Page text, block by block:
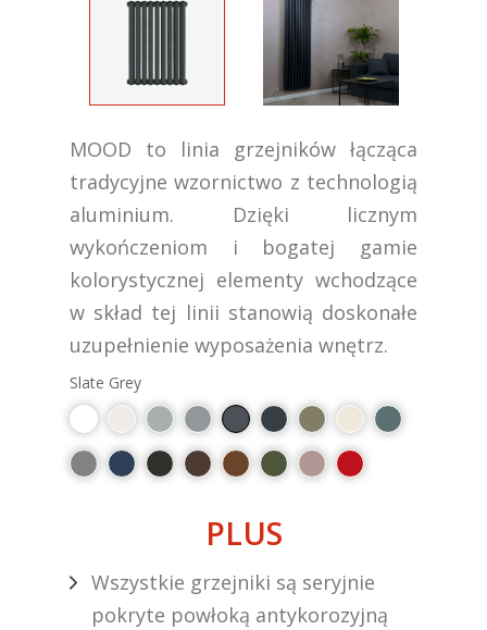
MOOD to linia grzejników łącząca
tradycyjne wzornictwo z technologią
aluminium. Dzięki licznym
wykończeniom i bogatej gamie
kolorystycznej elementy wchodzące
w skład tej linii stanowią doskonałe
uzupełnienie wyposażenia wnętrz.
Slate Grey
PLUS
Wszystkie grzejniki są seryjnie
pokryte powłoką antykorozyjną